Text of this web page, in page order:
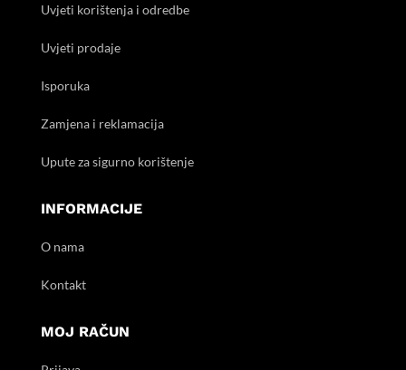
Uvjeti korištenja i odredbe
Uvjeti prodaje
Isporuka
Zamjena i reklamacija
Upute za sigurno korištenje
INFORMACIJE
O nama
Kontakt
MOJ RAČUN